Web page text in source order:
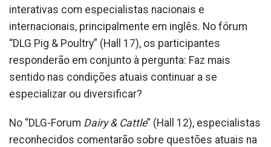
interativas com especialistas nacionais e
internacionais, principalmente em inglês. No fórum
“DLG Pig & Poultry” (Hall 17), os participantes
responderão em conjunto à pergunta: Faz mais
sentido nas condições atuais continuar a se
especializar ou diversificar?
No “DLG-Forum Dairy & Cattle” (Hall 12), especialistas
reconhecidos comentarão sobre questões atuais na